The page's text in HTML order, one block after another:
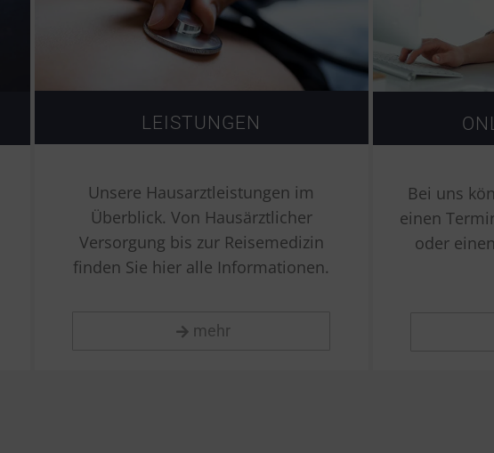
LEISTUNGEN
Unsere Hausarztleistungen im
Überblick. Von Hausärztlicher
Versorgung bis zur Reisemedizin
finden Sie hier alle Informationen.
mehr
Bei uns
einen
oder